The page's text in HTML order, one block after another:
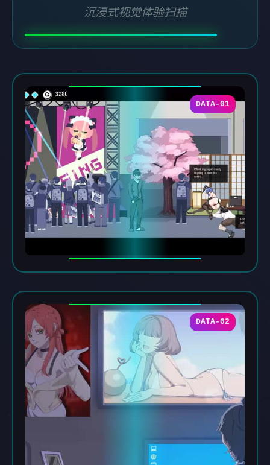
沉浸式视觉体验扫描
DATA-01
DATA-02